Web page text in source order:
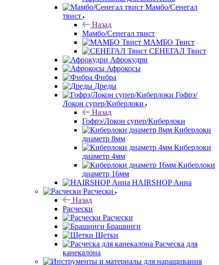
Мамбо/Сенегал
твист
Назад
Мамбо/Сенегал твист
МАМБО Твист
СЕНЕГАЛ Твист
Афрокудри
Афрокосы
Фибра
Дреды
Гофрэ/
Локон супер/Киберлоки
Назад
Гофрэ/Локон супер/Киберлоки
Киберлоки
диаметр 8мм
Киберлоки
диаметр 4мм
Киберлоки
диаметр 16мм
HAIRSHOP Анна
Расчески
Назад
Расчески
Расчески
Брашинги
Щетки
Расческа для
канекалона